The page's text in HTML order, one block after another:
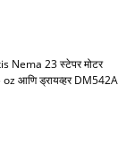
Nema 23 स्टेपर मोटर
आणि ड्रायव्हर DM542A